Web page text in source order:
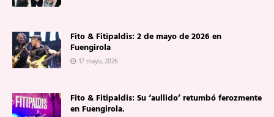
Fito & Fitipaldis: 2 de mayo de 2026 en
Fuengirola
17 mayo, 2026
Fito & Fitipaldis: Su ‘aullido’ retumbó ferozmente
en Fuengirola.